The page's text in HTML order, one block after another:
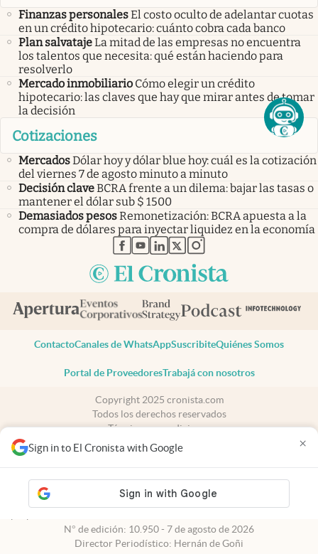
Sign in to El Cronista with Google ×
Finanzas personalesEl costo oculto de adelantar cuotas
en un crédito hipotecario: cuánto cobra cada banco
Plan salvatajeLa mitad de las empresas no encuentra
los talentos que necesita: qué están haciendo para
resolverlo
Mercado inmobiliario Cómo elegir un crédito
hipotecario: las claves que hay que mirar antes de tomar
la decisión
Cotizaciones
MercadosDólar hoy y dólar blue hoy: cuál es la cotización
del viernes 7 de agosto minuto a minuto
Decisión claveBCRA frente a un dilema: bajar las tasas o
mantener el dólar sub $ 1500
Demasiados pesosRemonetización: BCRA apuesta a la
compra de dólares para inyectar liquidez en la economía
abre en nueva pestaña
abre en nueva pestaña
abre en nueva pestaña
abre en nueva pestaña
abre en nueva pestaña
ContactoCanales de WhatsAppSuscribiteQuiénes Somos
Portal de ProveedoresTrabajá con nosotros
Copyright 2025 cronista.com
Todos los derechos reservados
Términos y condiciones
Privacidad
Consentimiento
cronista.com
es propiedad de El Cronista Comercial S.A Registro de
N° de edición: 10.950 - 7 de agosto de 2026
Director Periodístico: Hernán de Goñi